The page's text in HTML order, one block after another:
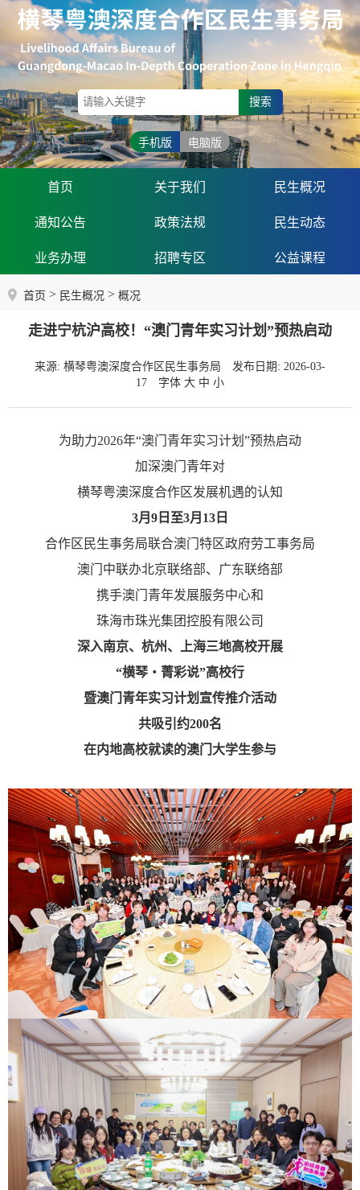
搜索
手机版 电脑版
首页 关于我们 民生概况
通知公告 政策法规 民生动态
业务办理 招聘专区 公益课程
首页 > 民生概况 > 概况
走进宁杭沪高校！“澳门青年实习计划”预热启动
来源: 横琴粤澳深度合作区民生事务局
发布日期: 2026-03-
17
字体 大 中 小
为助力2026年“澳门青年实习计划”预热启动
加深澳门青年对
横琴粤澳深度合作区发展机遇的认知
3月9日至3月13日
合作区民生事务局联合澳门特区政府劳工事务局
澳门中联办北京联络部、广东联络部
携手澳门青年发展服务中心和
珠海市珠光集团控股有限公司
深入南京、杭州、上海三地高校开展
“横琴・菁彩说”高校行
暨澳门青年实习计划宣传推介活动
共吸引约200名
在内地高校就读的澳门大学生参与